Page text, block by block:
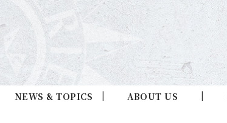
NEWS & TOPICS ABOUT US